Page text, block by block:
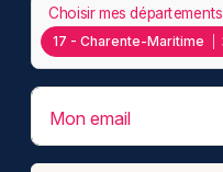
17 - Charente-Maritime
Choisir mes départements
Mon email